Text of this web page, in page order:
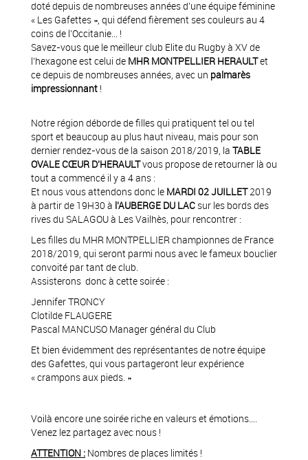
doté depuis de nombreuses années d’une équipe féminine
« Les Gafettes », qui défend fièrement ses couleurs au 4
coins de l’Occitanie… !
Savez-vous que le meilleur club Elite du Rugby à XV de
l’hexagone est celui de MHR MONTPELLIER HERAULTet
ce depuis de nombreuses années, avec un palmarès
impressionnant !
Notre région déborde de filles qui pratiquent tel ou tel
sport et beaucoup au plus haut niveau, mais pour son
dernier rendez-vous de la saison 2018/2019, la TABLE
OVALE CŒUR D’HERAULTvous propose de retourner là ou
tout a commencé il y a 4 ans :
Et nous vous attendons donc le MARDI 02 JUILLET2019
à partir de 19H30 à l’AUBERGE DU LAC sur les bords des
rives du SALAGOU à Les Vailhès, pour rencontrer :
Les filles du MHR MONTPELLIER championnes de France
2018/2019, qui seront parmi nous avec le fameux bouclier
convoité par tant de club.
Assisterons donc à cette soirée :
Jennifer TRONCY
Clotilde FLAUGERE
Pascal MANCUSO Manager général du Club
Et bien évidemment des représentantes de notre équipe
des Gafettes, qui vous partageront leur expérience
« crampons aux pieds. »
Voilà encore une soirée riche en valeurs et émotions….
Venez lez partagez avec nous !
ATTENTION : Nombres de places limités !